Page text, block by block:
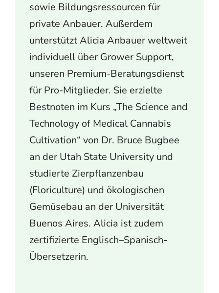
sowie Bildungsressourcen für
private Anbauer. Außerdem
unterstützt Alicia Anbauer weltweit
individuell über Grower Support,
unseren Premium-Beratungsdienst
für Pro-Mitglieder. Sie erzielte
Bestnoten im Kurs „The Science and
Technology of Medical Cannabis
Cultivation“ von Dr. Bruce Bugbee
an der Utah State University und
studierte Zierpflanzenbau
(Floriculture) und ökologischen
Gemüsebau an der Universität
Buenos Aires. Alicia ist zudem
zertifizierte Englisch–Spanisch-
Übersetzerin.